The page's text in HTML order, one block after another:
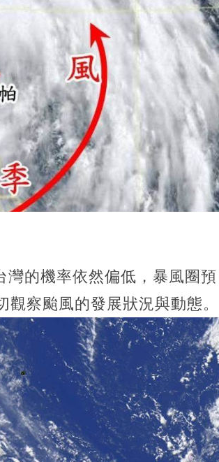
灣的機率依然偏低，暴風圈預
察颱風的發展狀況與動態。